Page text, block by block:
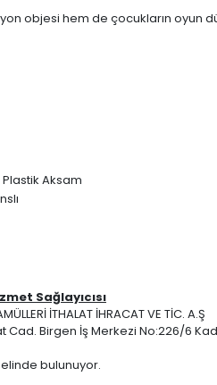
objesi hem de çocukların oyun
Aksam
Sağlayıcısı
İTHALAT İHRACAT VE TİC. A.Ş
Birgen İş Merkezi No:226/6
bulunuyor.